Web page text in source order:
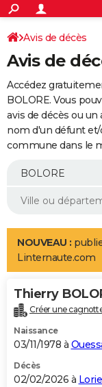
ACTUALITÉS
Politique
Société
Faits Divers
Education
Monde
Villes
+
SPORT
Coupe du monde
Football
Tennis
Cyclisme
Rugby
Forum
Programme TV
TNT
Streaming
Cinéma
Sorties cinéma
Musique
+
FINANCE
Retraite
Epargne
Immobilier
Risques naturels par
Banque
Assurance
AUTO
Essais
Réserver un essai
Citadines
Berlines
SUV
Forum auto
+
Mobiles
Meilleur smartphone
Internet
Ordinateurs
Jeux vidéo
Guide high-tech
Aménagement intérieur
LIFESTYLE
Art de vivre
Bien-être
Loisirs
Mode
Modes de vie
Alimentation
Guide de la santé
Maladies
Médicaments
Sommeil
VOYAGE
Destinations
City break
Voyage nature
Voyage de noces
Forum
Climat
+PHOTO
GUIDES D'ACHAT
BONS PLANS
Avis de décès
Avis de
Accédez
BOLORE. Vous
avis de décès ou
nom d'un défunt et/
commune dans le
NOUVEAU :
Linternaute.com
Thierry
Créer une
Naissance
03/11/1978 à
Décès
02/02/2026 à